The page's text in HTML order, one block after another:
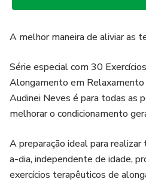
A melhor maneira de aliviar as
Série especial com 30
Alongamento em
Audinei Neves é para todas as
melhorar o condicionamento
A preparação ideal para
a-dia, independente de idade,
exercícios terapêuticos de